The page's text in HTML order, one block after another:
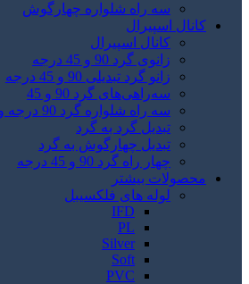
سه راه شلواره چهارگوش
کانال اسپیرال
کانال اسپیرال
زانوی گرد 90 و 45 درجه
زانو گرد تبدیلی 90 و 45 درجه
سه‌راهی‌های گرد 90 و 45
سه راه شلواره گرد 90 درجه و 45 درجه
تبدیل گرد به گرد
تبدیل چهارگوش به گرد
چهار راه گرد 90 و 45 درجه
محصولات بیشتر
لوله های فلکسیبل
IFD
PL
Silver
Soft
PVC